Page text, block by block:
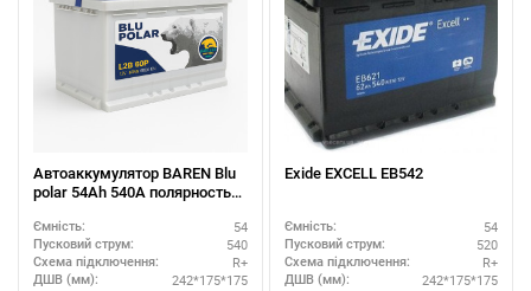
Автоаккумулятор BAREN Blu
polar 54Ah 540A полярность
Ємність: 54
Пусковий струм: 540
Схема підключення: R+
ДШВ (мм): 242*175*175
Exide EXCELL EB542
Ємність: 54
Пусковий струм: 520
Схема підключення: R+
ДШВ (мм): 242*175*175